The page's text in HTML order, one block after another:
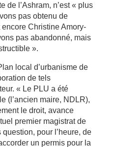
de l’Ashram, n’est « plus
pas obtenu de
Christine Amory-
pas abandonné, mais
».
local d’urbanisme de
de tels
« Le PLU a été
(l’ancien maire, NDLR),
le droit, avance
premier magistrat de
question, pour l’heure, de
un permis pour la